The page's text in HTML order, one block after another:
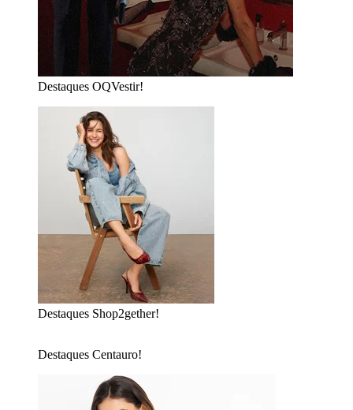
Destaques OQVestir!
Destaques Shop2gether!
Destaques Centauro!